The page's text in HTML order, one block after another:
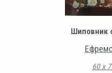
Шиповник
60 х